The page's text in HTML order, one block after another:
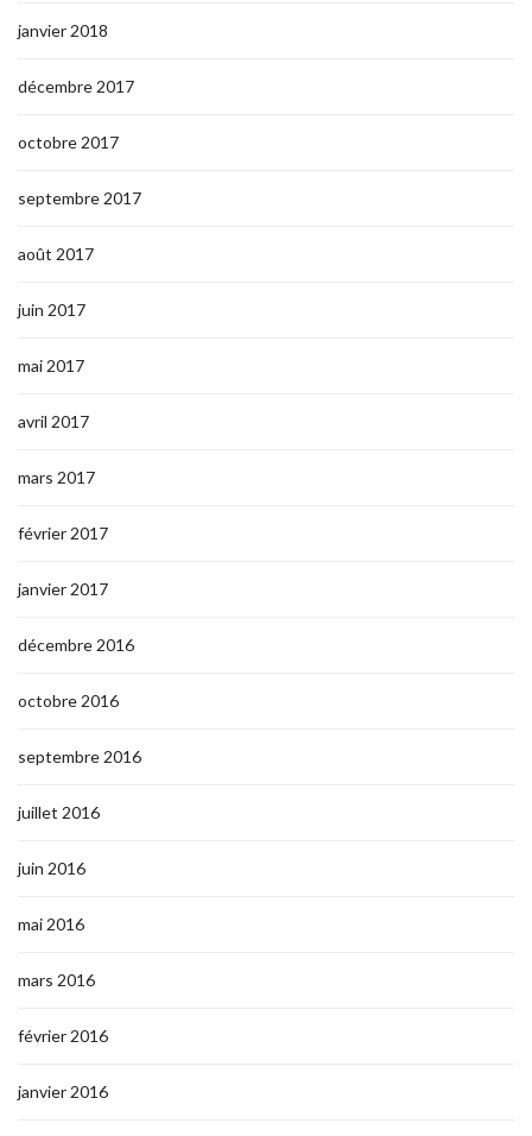
janvier 2018
décembre 2017
octobre 2017
septembre 2017
août 2017
juin 2017
mai 2017
avril 2017
mars 2017
février 2017
janvier 2017
décembre 2016
octobre 2016
septembre 2016
juillet 2016
juin 2016
mai 2016
mars 2016
février 2016
janvier 2016